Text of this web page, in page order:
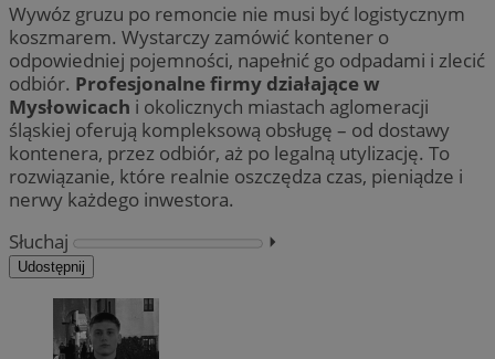
Wywóz gruzu po remoncie nie musi być logistycznym
koszmarem. Wystarczy zamówić kontener o
odpowiedniej pojemności, napełnić go odpadami i zlecić
odbiór. Profesjonalne firmy działające w
Mysłowicach i okolicznych miastach aglomeracji
śląskiej oferują kompleksową obsługę – od dostawy
kontenera, przez odbiór, aż po legalną utylizację. To
rozwiązanie, które realnie oszczędza czas, pieniądze i
nerwy każdego inwestora.
Słuchaj
⏵︎
Udostępnij